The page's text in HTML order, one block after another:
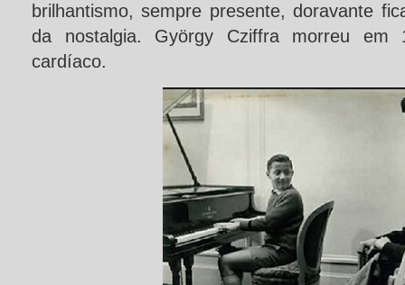
brilhantismo, sempre presente, doravante
da nostalgia. György Cziffra morreu em
cardíaco.